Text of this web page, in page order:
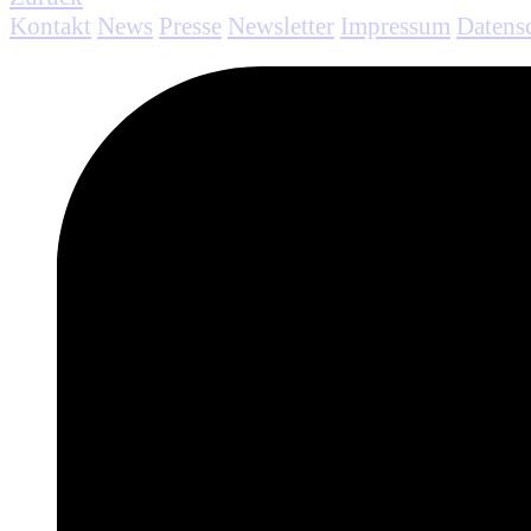
Kontakt News Presse Newsletter Impressum